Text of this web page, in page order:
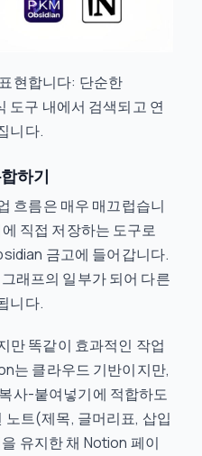
현합니다: 단순한
도구 내에서 검색되고 연
니다.
하기
흐름은 매우 매끄럽습니
직접 저장하는 도구로
금고에 들어갑니다.
래프의 일부가 되어 다른
니다.
만 똑같이 효과적인 작업
는 클라우드 기반이지만,
사-붙여넣기에 적합하도
노트(제목, 글머리표, 삽입
유지한 채 Notion 페이